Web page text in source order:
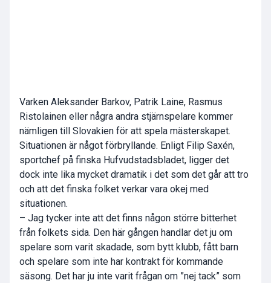
Varken Aleksander Barkov, Patrik Laine, Rasmus
Ristolainen eller några andra stjärnspelare kommer
nämligen till Slovakien för att spela mästerskapet.
Situationen är något förbryllande. Enligt Filip Saxén,
sportchef på finska Hufvudstadsbladet, ligger det
dock inte lika mycket dramatik i det som det går att tro
och att det finska folket verkar vara okej med
situationen.
– Jag tycker inte att det finns någon större bitterhet
från folkets sida. Den här gången handlar det ju om
spelare som varit skadade, som bytt klubb, fått barn
och spelare som inte har kontrakt för kommande
säsong. Det har ju inte varit frågan om ”nej tack” som